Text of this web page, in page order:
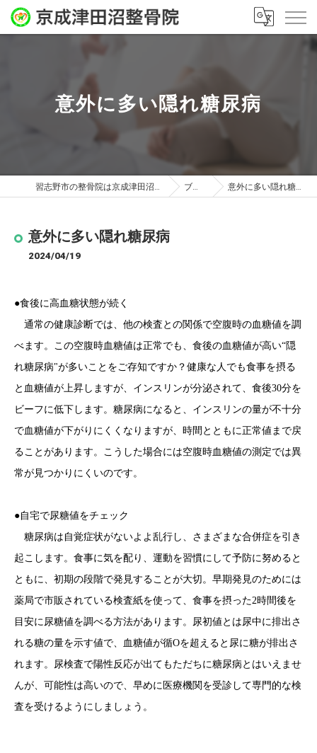
意外に多い隠れ糖尿病
習志野市の整骨院は京成津田沼整骨院 ブログ 意外に多い隠れ糖尿病
意外に多い隠れ糖尿病
2024/04/19
●食後に高血糖状態が続く
通常の健康診断では、他の検査との関係で空腹時の血糖値を調
べます。この空腹時血糖値は正常でも、食後の血糖値が高い“隠
れ糖尿病"が多いことをご存知ですか？健康な人でも食事を摂る
と血糖値が上昇しますが、インスリンが分泌されて、食後30分を
ビーフに低下します。糖尿病になると、インスリンの量が不十分
で血糖値が下がりにくくなりますが、時間とともに正常値まで戻
ることがあります。こうした場合には空腹時血糖値の測定では異
常が見つかりにくいのです。
●自宅で尿糖値をチェック
糖尿病は自覚症状がないよよ乱行し、さまざまな合併症を引き
起こします。食事に気を配り、運動を習慣にして予防に努めると
ともに、初期の段階で発見することが大切。早期発見のためには
薬局で市販されている検査紙を使って、食事を摂った2時間後を
目安に尿糖値を調べる方法があります。尿初値とは尿中に排出さ
れる糖の量を示す値で、血糖値が循Oを超えると尿に糖が排出さ
れます。尿検査で陽性反応が出てもただちに糖尿病とはいえませ
んが、可能性は高いので、早めに医療機関を受診して専門的な検
査を受けるようにしましょう。